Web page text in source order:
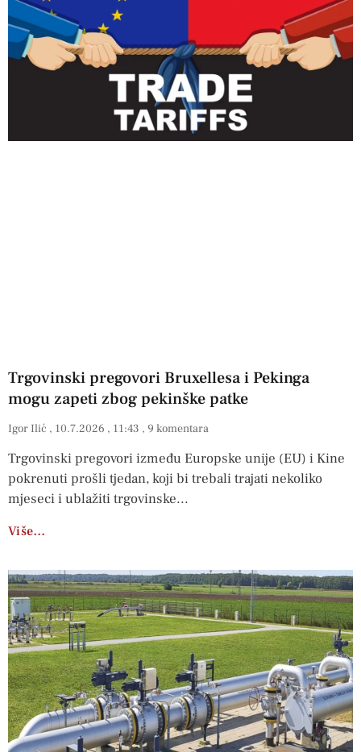
Trgovinski pregovori Bruxellesa i Pekinga
mogu zapeti zbog pekinške patke
Igor Ilić 10.7.2026 11:43 9 komentara
Trgovinski pregovori između Europske unije (EU) i Kine
pokrenuti prošli tjedan, koji bi trebali trajati nekoliko
mjeseci i ublažiti trgovinske
Više…